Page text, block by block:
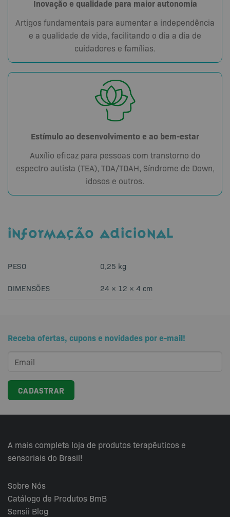
Inovação e qualidade para maior autonomia
Artigos fundamentais para aumentar a independência
e a qualidade de vida, facilitando o dia a dia de
cuidadores e famílias.
Estímulo ao desenvolvimento e ao bem-estar
Auxílio eficaz para pessoas com transtorno do
espectro autista (TEA), TDA/TDAH, Síndrome de Down,
idosos e outros.
INFORMAÇÃO ADICIONAL
PESO 0,25 kg
DIMENSÕES 24 × 12 × 4 cm
Receba ofertas, cupons e novidades por e-mail!
A mais completa loja de produtos terapêuticos e
sensoriais do Brasil!
Sobre Nós
Catálogo de Produtos BmB
Sensii Blog